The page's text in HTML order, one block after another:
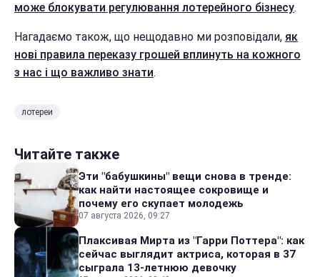
може блокувати регулювання лотерейного бізнесу.
Нагадаємо також, що нещодавно ми розповідали, як
нові правила переказу грошей вплинуть на кожного
з нас і що важливо знати.
лотереи
Читайте также
Эти "бабушкины" вещи снова в тренде:
как найти настоящее сокровище и
почему его скупает молодежь
07 августа 2026, 09:27
Плаксивая Мирта из "Гарри Поттера": как
сейчас выглядит актриса, которая в 37
сыграла 13-летнюю девочку